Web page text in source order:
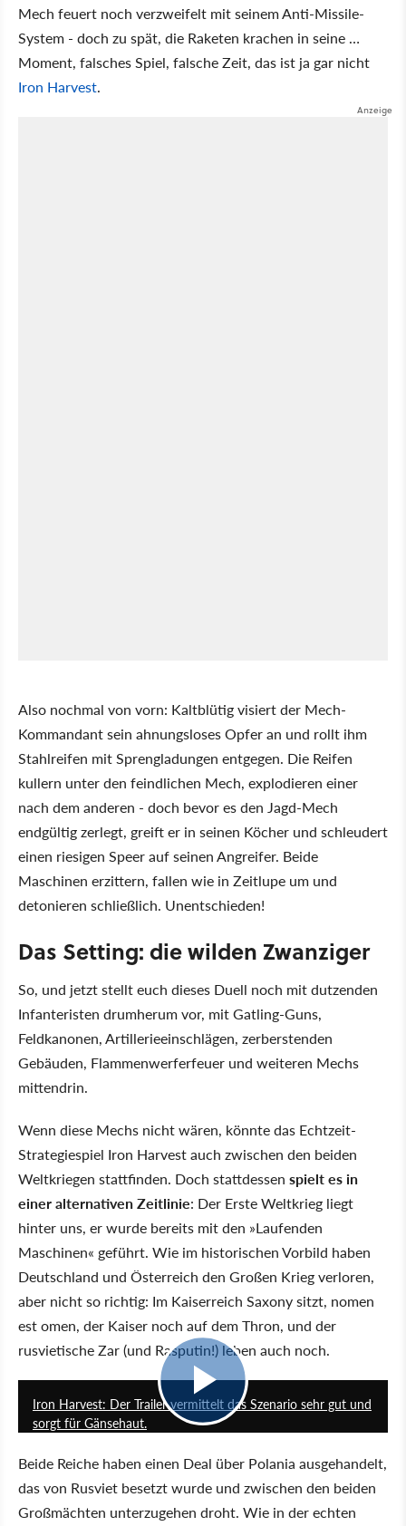
Mech feuert noch verzweifelt mit seinem Anti-Missile-
System - doch zu spät, die Raketen krachen in seine …
Moment, falsches Spiel, falsche Zeit, das ist ja gar nicht
Iron Harvest.
Also nochmal von vorn: Kaltblütig visiert der Mech-
Kommandant sein ahnungsloses Opfer an und rollt ihm
Stahlreifen mit Sprengladungen entgegen. Die Reifen
kullern unter den feindlichen Mech, explodieren einer
nach dem anderen - doch bevor es den Jagd-Mech
endgültig zerlegt, greift er in seinen Köcher und schleudert
einen riesigen Speer auf seinen Angreifer. Beide
Maschinen erzittern, fallen wie in Zeitlupe um und
detonieren schließlich. Unentschieden!
Das Setting: die wilden Zwanziger
So, und jetzt stellt euch dieses Duell noch mit dutzenden
Infanteristen drumherum vor, mit Gatling-Guns,
Feldkanonen, Artillerieeinschlägen, zerberstenden
Gebäuden, Flammenwerferfeuer und weiteren Mechs
mittendrin.
Wenn diese Mechs nicht wären, könnte das Echtzeit-
Strategiespiel Iron Harvest auch zwischen den beiden
Weltkriegen stattfinden. Doch stattdessen spielt es in
einer alternativen Zeitlinie: Der Erste Weltkrieg liegt
hinter uns, er wurde bereits mit den »Laufenden
Maschinen« geführt. Wie im historischen Vorbild haben
Deutschland und Österreich den Großen Krieg verloren,
aber nicht so richtig: Im Kaiserreich Saxony sitzt, nomen
est omen, der Kaiser noch auf dem Thron, und der
rusvietische Zar (und Rasputin!) leben auch noch.
Iron Harvest: Der Trailer vermittelt das Szenario sehr gut und
sorgt für Gänsehaut.
Beide Reiche haben einen Deal über Polania ausgehandelt,
das von Rusviet besetzt wurde und zwischen den beiden
Großmächten unterzugehen droht. Wie in der echten